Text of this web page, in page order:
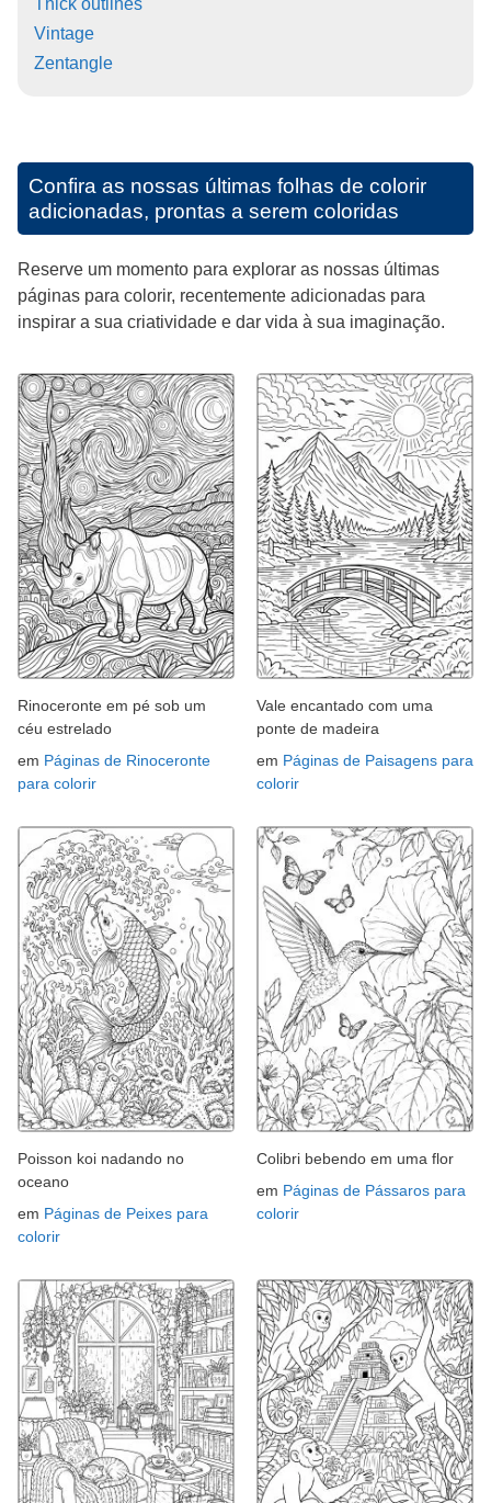
Vintage
Zentangle
Confira as nossas últimas folhas de colorir
adicionadas, prontas a serem coloridas
Reserve um momento para explorar as nossas últimas
páginas para colorir, recentemente adicionadas para
inspirar a sua criatividade e dar vida à sua imaginação.
Rinoceronte em pé sob um
céu estrelado
em Páginas de Rinoceronte
para colorir
Vale encantado com uma
ponte de madeira
em Páginas de Paisagens para
colorir
Poisson koi nadando no
oceano
em Páginas de Peixes para
colorir
Colibri bebendo em uma flor
em Páginas de Pássaros para
colorir